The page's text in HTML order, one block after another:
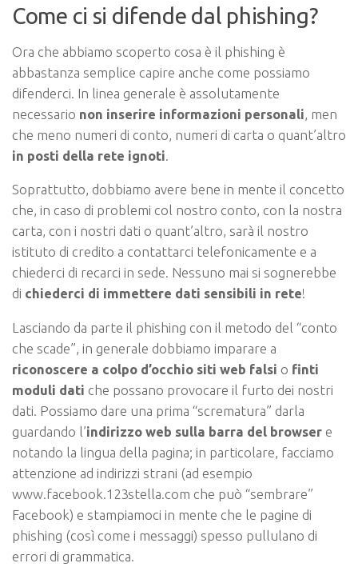
Come ci si difende dal phishing?
Ora che abbiamo scoperto cosa è il phishing è
abbastanza semplice capire anche come possiamo
difenderci. In linea generale è assolutamente
necessario non inserire informazioni personali , men
che meno numeri di conto, numeri di carta o quant’altro
in posti della rete ignoti
Soprattutto, dobbiamo avere bene in mente il concetto
che, in caso di problemi col nostro conto, con la nostra
carta, con i nostri dati o quant’altro, sarà il nostro
istituto di credito a contattarci telefonicamente e a
chiederci di recarci in sede. Nessuno mai si sognerebbe
di chiederci di immettere dati sensibili in rete!
Lasciando da parte il phishing con il metodo del “conto
che scade”, in generale dobbiamo imparare a
riconoscere a colpo d’occhio siti web falsi o finti
moduli dati che possano provocare il furto dei nostri
dati. Possiamo dare una prima “scrematura” darla
guardando l’indirizzo web sulla barra del browser e
notando la lingua della pagina; in particolare, facciamo
attenzione ad indirizzi strani (ad esempio
www.facebook.123stella.com che può “sembrare”
Facebook) e stampiamoci in mente che le pagine di
phishing (così come i messaggi) spesso pullulano di
errori di grammatica.